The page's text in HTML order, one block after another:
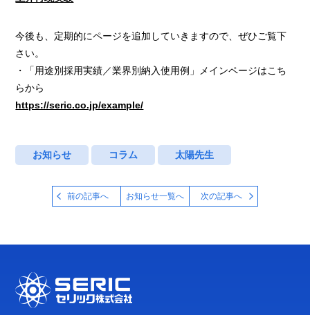
今後も、定期的にページを追加していきますので、ぜひご覧下
さい。
・「用途別採用実績／業界別納入使用例」メインページはこち
らから
https://seric.co.jp/example/
お知らせ コラム 太陽先生
前の記事へ お知らせ一覧へ 次の記事へ